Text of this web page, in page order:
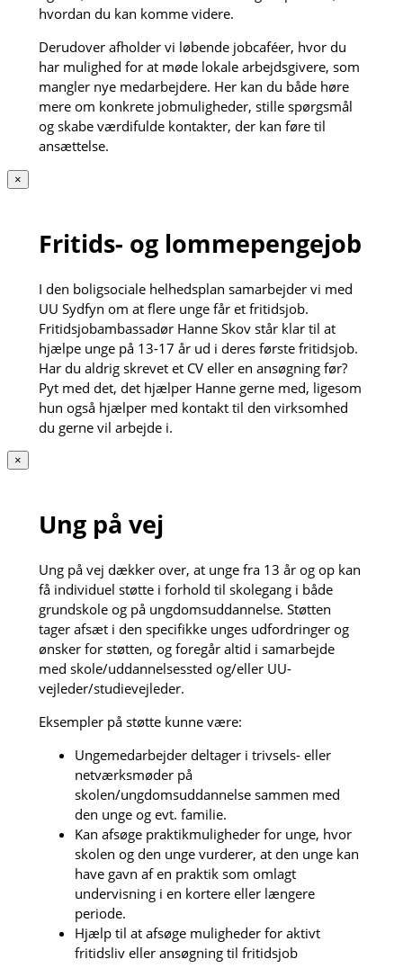
hvordan du kan komme videre.
Derudover afholder vi løbende jobcaféer, hvor du
har mulighed for at møde lokale arbejdsgivere, som
mangler nye medarbejdere. Her kan du både høre
mere om konkrete jobmuligheder, stille spørgsmål
og skabe værdifulde kontakter, der kan føre til
ansættelse.
×
Fritids- og lommepengejob
I den boligsociale helhedsplan samarbejder vi med
UU Sydfyn om at flere unge får et fritidsjob.
Fritidsjobambassadør Hanne Skov står klar til at
hjælpe unge på 13-17 år ud i deres første fritidsjob.
Har du aldrig skrevet et CV eller en ansøgning før?
Pyt med det, det hjælper Hanne gerne med, ligesom
hun også hjælper med kontakt til den virksomhed
du gerne vil arbejde i.
×
Ung på vej
Ung på vej dækker over, at unge fra 13 år og op kan
få individuel støtte i forhold til skolegang i både
grundskole og på ungdomsuddannelse. Støtten
tager afsæt i den specifikke unges udfordringer og
ønsker for støtten, og foregår altid i samarbejde
med skole/uddannelsessted og/eller UU-
vejleder/studievejleder.
Eksempler på støtte kunne være:
Ungemedarbejder deltager i trivsels- eller
netværksmøder på
skolen/ungdomsuddannelse sammen med
den unge og evt. familie.
Kan afsøge praktikmuligheder for unge, hvor
skolen og den unge vurderer, at den unge kan
have gavn af en praktik som omlagt
undervisning i en kortere eller længere
periode.
Hjælp til at afsøge muligheder for aktivt
fritidsliv eller ansøgning til fritidsjob